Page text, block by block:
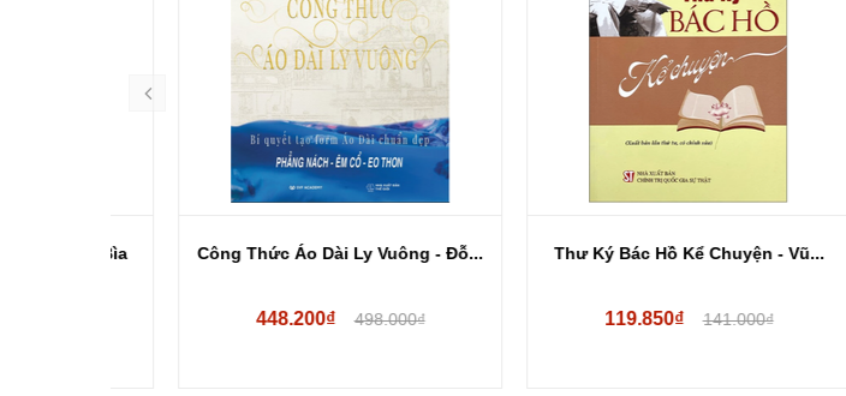
Công Thức Áo Dài Ly Vuông - Đỗ...
448.200₫ 498.000₫
Thư Ký Bác Hồ Kể Chuyện - Vũ...
119.850₫ 141.000₫